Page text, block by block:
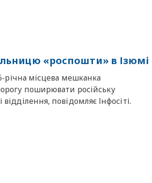
«роспошти» в Ізюмі
річна місцева мешканка
поширювати російську
повідомляє Інфосіті.